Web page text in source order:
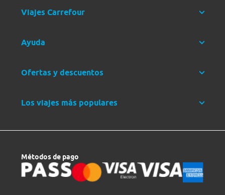
Viajes Carrefour
Ayuda
Ofertas y descuentos
Los viajes más populares
Métodos de pago